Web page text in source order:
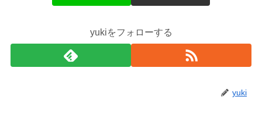
yukiをフォローする
yuki